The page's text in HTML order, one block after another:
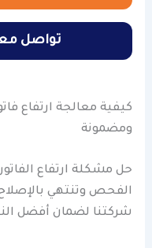
تواصل
كيفية معالجة ارتفاع
ومضمونة
حل مشكلة ارتفاع
الفحص وتنتهي
شركتنا لضمان أفضل